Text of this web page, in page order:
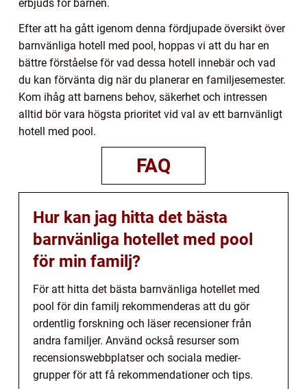
erbjuds för barnen.
Efter att ha gått igenom denna fördjupade översikt över
barnvänliga hotell med pool, hoppas vi att du har en
bättre förståelse för vad dessa hotell innebär och vad
du kan förvänta dig när du planerar en familjesemester.
Kom ihåg att barnens behov, säkerhet och intressen
alltid bör vara högsta prioritet vid val av ett barnvänligt
hotell med pool.
FAQ
Hur kan jag hitta det bästa
barnvänliga hotellet med pool
för min familj?
För att hitta det bästa barnvänliga hotellet med
pool för din familj rekommenderas att du gör
ordentlig forskning och läser recensioner från
andra familjer. Använd också resurser som
recensionswebbplatser och sociala medier-
grupper för att få rekommendationer och tips.